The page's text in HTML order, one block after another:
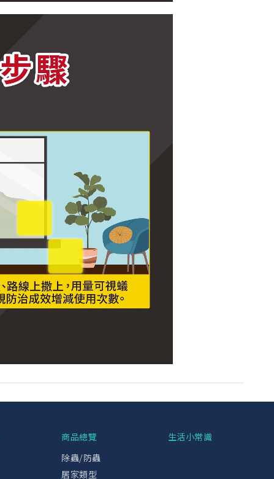
商品總覽
除蟲/防蟲
居家類型
生活小常識